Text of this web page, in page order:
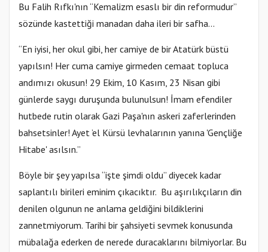
Bu Falih Rıfkı'nın “Kemalizm esaslı bir din reformudur”
sözünde kastettiği manadan daha ileri bir safha...
“En iyisi, her okul gibi, her camiye de bir Atatürk büstü
yapılsın! Her cuma camiye girmeden cemaat topluca
andımızı okusun! 29 Ekim, 10 Kasım, 23 Nisan gibi
günlerde saygı duruşunda bulunulsun! İmam efendiler
hutbede rutin olarak Gazi Paşa'nın askeri zaferlerinden
bahsetsinler! Ayet ’el Kürsü levhalarının yanına 'Gençliğe
Hitabe' asılsın.”
Böyle bir şey yapılsa “işte şimdi oldu” diyecek kadar
saplantılı birileri eminim çıkacıktır. Bu aşırılıkçıların din
denilen olgunun ne anlama geldiğini bildiklerini
zannetmiyorum. Tarihi bir şahsiyeti sevmek konusunda
mübalağa ederken de nerede duracaklarını bilmiyorlar. Bu